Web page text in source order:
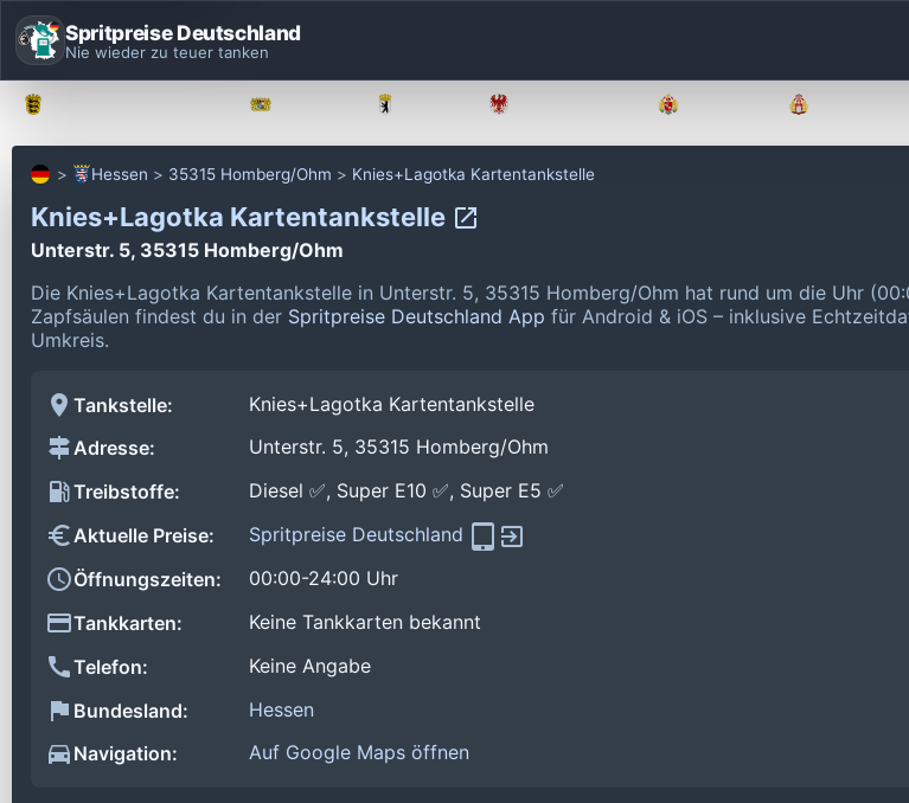
Spritpreise Deutschland
Nie wieder zu teuer tanken
Hessen 35315 Homberg/Ohm Knies+Lagotka Kartentankstelle
Knies+Lagotka Kartentankstelle
Unterstr. 5, 35315 Homberg/Ohm
Die Knies+Lagotka Kartentankstelle in Unterstr. 5, 35315 Homberg/Ohm hat rund um die Uhr
Zapfsäulen findest du in der Spritpreise Deutschland App für Android & iOS – inklusive
Umkreis.
Tankstelle:
Knies+Lagotka Kartentankstelle
Adresse:
Unterstr. 5, 35315 Homberg/Ohm
Treibstoffe:
Diesel ✅, Super E10 ✅, Super E5 ✅
Aktuelle Preise:
Spritpreise Deutschland
Öffnungszeiten:
00:00-24:00 Uhr
Tankkarten:
Keine Tankkarten bekannt
Telefon:
Keine Angabe
Bundesland:
Hessen
Navigation:
Auf Google Maps öffnen